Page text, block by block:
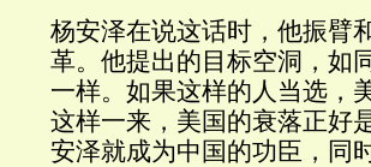
杨安泽在说这话时，他振臂
革。他提出的目标空洞，如
一样。如果这样的人当选，
这样一来，美国的衰落正好
安泽就成为中国的功臣，同